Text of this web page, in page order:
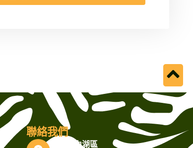
聯絡我們
台北市內湖區